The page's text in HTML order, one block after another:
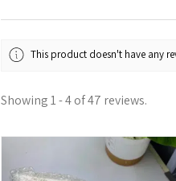
This product doesn't have any
Showing 1 - 4 of 47 reviews.